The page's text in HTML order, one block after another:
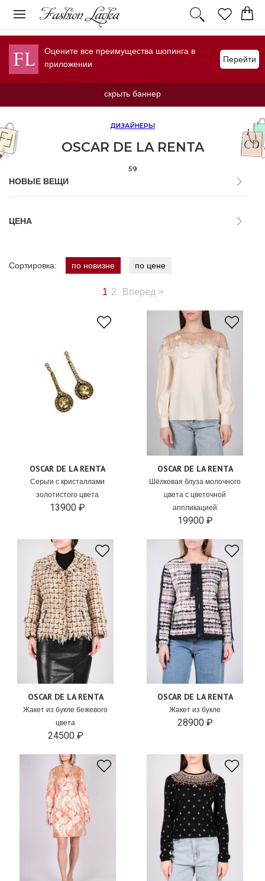
Оцените все преимущества шопинга в
приложении
Перейти
скрыть баннер
ДИЗАЙНЕРЫ
OSCAR DE LA RENTA
59
НОВЫЕ ВЕЩИ
ЦЕНА
Сортировка: по новизне по цене
1 2 Вперед >
OSCAR DE LA RENTA
Серьги с кристаллами
золотистого цвета
13900 ₽
OSCAR DE LA RENTA
Шёлковая блуза молочного
цвета с цветочной
аппликацией
19900 ₽
OSCAR DE LA RENTA
Жакет из букле бежевого
цвета
24500 ₽
OSCAR DE LA RENTA
Жакет из букле
28900 ₽